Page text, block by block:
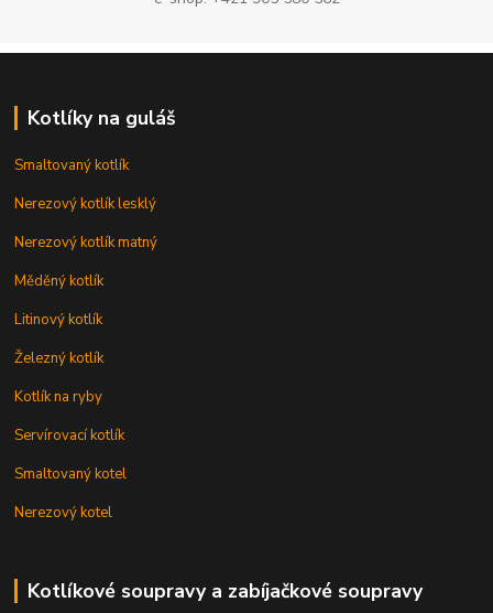
Kotlíky na guláš
Smaltovaný kotlík
Nerezový kotlík lesklý
Nerezový kotlík matný
Měděný kotlík
Litinový kotlík
Železný kotlík
Kotlík na ryby
Servírovací kotlík
Smaltovaný kotel
Nerezový kotel
Kotlíkové soupravy a zabíjačkové soupravy